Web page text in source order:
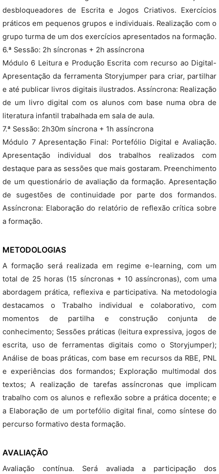
desbloqueadores de Escrita e Jogos Criativos. Exercícios
práticos em pequenos grupos e individuais. Realização com o
grupo turma de um dos exercícios apresentados na formação.
6.ª Sessão: 2h síncronas + 2h assíncrona
Módulo 6 Leitura e Produção Escrita com recurso ao Digital-
Apresentação da ferramenta Storyjumper para criar, partilhar
e até publicar livros digitais ilustrados. Assíncrona: Realização
de um livro digital com os alunos com base numa obra de
literatura infantil trabalhada em sala de aula.
7.ª Sessão: 2h30m síncrona + 1h assíncrona
Módulo 7 Apresentação Final: Portefólio Digital e Avaliação.
Apresentação individual dos trabalhos realizados com
destaque para as sessões que mais gostaram. Preenchimento
de um questionário de avaliação da formação. Apresentação
de sugestões de continuidade por parte dos formandos.
Assíncrona: Elaboração do relatório de reflexão crítica sobre
a formação.
METODOLOGIAS
A formação será realizada em regime e-learning, com um
total de 25 horas (15 síncronas + 10 assíncronas), com uma
abordagem prática, reflexiva e participativa. Na metodologia
destacamos o Trabalho individual e colaborativo, com
momentos de partilha e construção conjunta de
conhecimento; Sessões práticas (leitura expressiva, jogos de
escrita, uso de ferramentas digitais como o Storyjumper);
Análise de boas práticas, com base em recursos da RBE, PNL
e experiências dos formandos; Exploração multimodal dos
textos; A realização de tarefas assíncronas que implicam
trabalho com os alunos e reflexão sobre a prática docente; e
a Elaboração de um portefólio digital final, como síntese do
percurso formativo desta formação.
AVALIAÇÃO
Avaliação contínua. Será avaliada a participação dos